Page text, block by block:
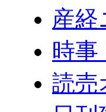
産経
時事
読売